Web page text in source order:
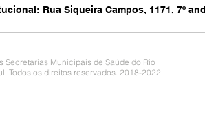
Rua Siqueira Campos, 1171, 7º
Secretarias Municipais de Saúde do Rio
Todos os direitos reservados. 2018-2022.